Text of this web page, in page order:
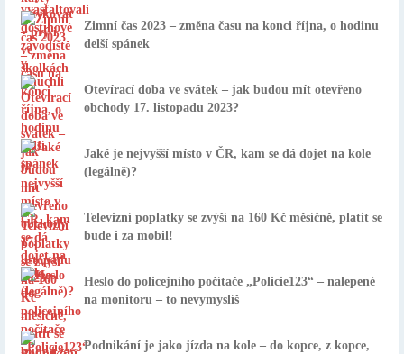
Zimní čas 2023 – změna času na konci října, o hodinu
delší spánek
Otevírací doba ve svátek – jak budou mít otevřeno
obchody 17. listopadu 2023?
Jaké je nejvyšší místo v ČR, kam se dá dojet na kole
(legálně)?
Televizní poplatky se zvýší na 160 Kč měsíčně, platit se
bude i za mobil!
Heslo do policejního počítače „Policie123“ – nalepené
na monitoru – to nevymyslíš
Podnikání je jako jízda na kole – do kopce, z kopce,